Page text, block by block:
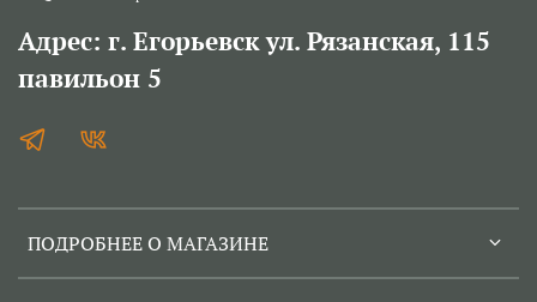
ПОДРОБНЕЕ О МАГАЗИНЕ
Адрес: г. Егорьевск ул. Рязанская, 115
павильон 5